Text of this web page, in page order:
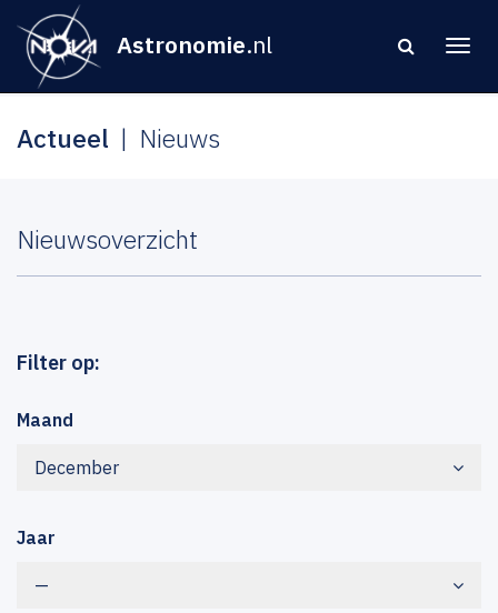
Astronomie.nl
Actueel Nieuws
Nieuwsoverzicht
Filter op:
Maand
December
Jaar
—